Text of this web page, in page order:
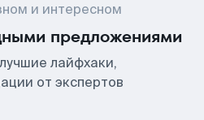
и интересном
предложениями
лайфхаки,
от экспертов